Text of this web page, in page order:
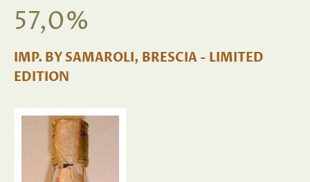
57,0%
IMP. BY SAMAROLI, BRESCIA - LIMITED
EDITION